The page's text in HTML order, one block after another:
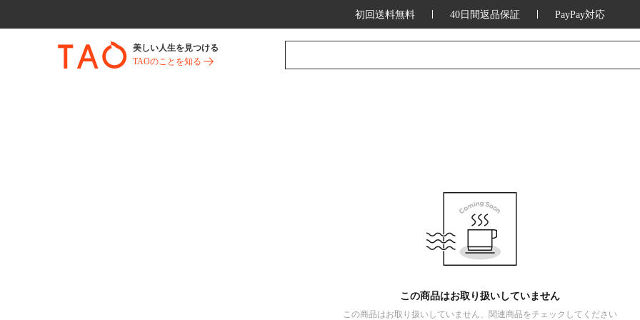
初回送料無料 40日間返品保証 PayPay対応
美しい人生を見つける
TAOのことを知る
この商品はお取り扱いしていません
この商品はお取り扱いしていません、関連商品をチェックしてください